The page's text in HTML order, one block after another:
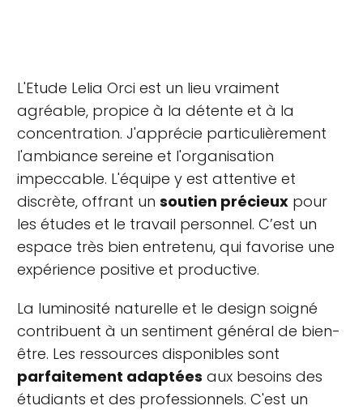
L'Etude Lelia Orci est un lieu vraiment
agréable, propice à la détente et à la
concentration. J'apprécie particulièrement
l'ambiance sereine et l'organisation
impeccable. L'équipe y est attentive et
discrète, offrant un soutien précieux pour
les études et le travail personnel. C’est un
espace très bien entretenu, qui favorise une
expérience positive et productive.
La luminosité naturelle et le design soigné
contribuent à un sentiment général de bien-
être. Les ressources disponibles sont
parfaitement adaptées aux besoins des
étudiants et des professionnels. C'est un